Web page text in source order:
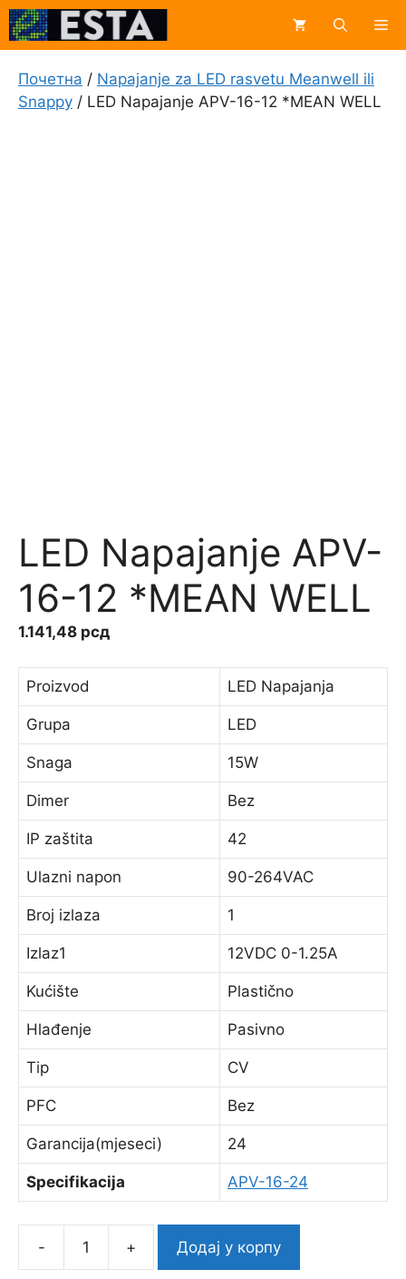
Skip
to
content
Почетна / Napajanje za LED rasvetu Meanwell ili
Snappy / LED Napajanje APV-16-12 *MEAN WELL
LED Napajanje APV-
16-12 *MEAN WELL
1.141,48 рсд
Proizvod LED Napajanja
Grupa LED
Snaga 15W
Dimer Bez
IP zaštita 42
Ulazni napon 90-264VAC
Broj izlaza 1
Izlaz1 12VDC 0-1.25A
Kućište Plastično
Hlađenje Pasivno
Tip CV
PFC Bez
Garancija(mjeseci) 24
Specifikacija APV-16-24
LED
Додај у корпу